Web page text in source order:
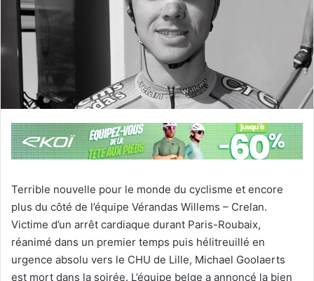
Terrible nouvelle pour le monde du cyclisme et encore
plus du côté de l’équipe Vérandas Willems – Crelan.
Victime d’un arrêt cardiaque durant Paris-Roubaix,
réanimé dans un premier temps puis hélitreuillé en
urgence absolu vers le CHU de Lille, Michael Goolaerts
est mort dans la soirée. L’équipe belge a annoncé la bien